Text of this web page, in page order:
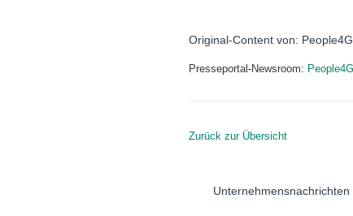
Original-Content von:
Presseportal-Newsroom:
Zurück zur Übersicht